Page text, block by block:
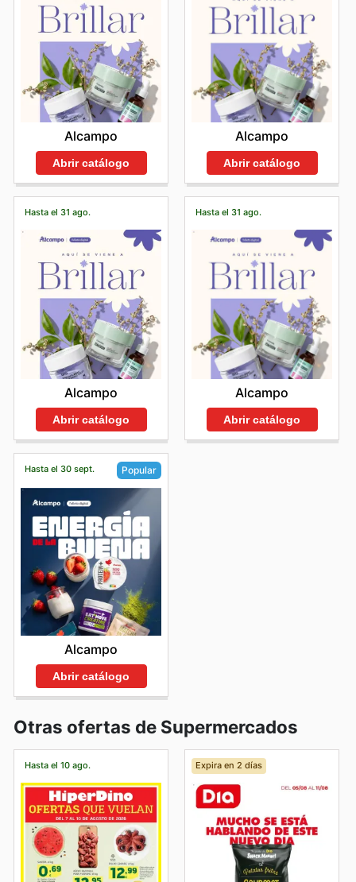
Alcampo
Abrir catálogo
Alcampo
Abrir catálogo
Hasta el 31 ago.
Alcampo
Abrir catálogo
Hasta el 31 ago.
Alcampo
Abrir catálogo
Hasta el 30 sept. Popular
Alcampo
Abrir catálogo
Otras ofertas de Supermercados
Hasta el 10 ago. Expira en 2 días